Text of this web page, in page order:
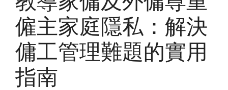
僱主家庭隱私：解決
傭工管理難題的實用
指南